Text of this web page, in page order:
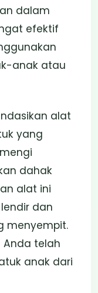
dalam
efektif
anak atau
alat
yang
dahak
alat ini
dan
menyempit.
Anda telah
anak dari